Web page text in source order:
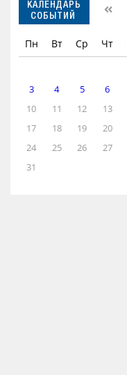
КАЛЕНДАРЬ
СОБЫТИЙ
Пн Вт Ср Чт
3
4 5 6
10
11 12 13
17
18 19 20
24
25 26 27
31